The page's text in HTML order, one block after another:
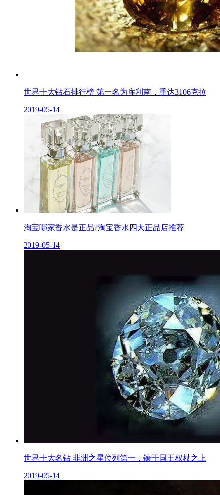
世界十大钻石排行榜 第一名为库利南，重达3106克拉
2019-05-14
淘宝哪家香水是正品?淘宝香水四大正品店推荐
2019-05-14
世界十大名钻 非洲之星位列第一，镶于国王权杖之上
2019-05-14